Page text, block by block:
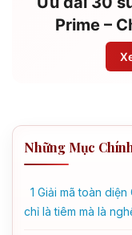
Prime –
Những Mục
1 Giải mã toàn
chỉ là tiêm mà là